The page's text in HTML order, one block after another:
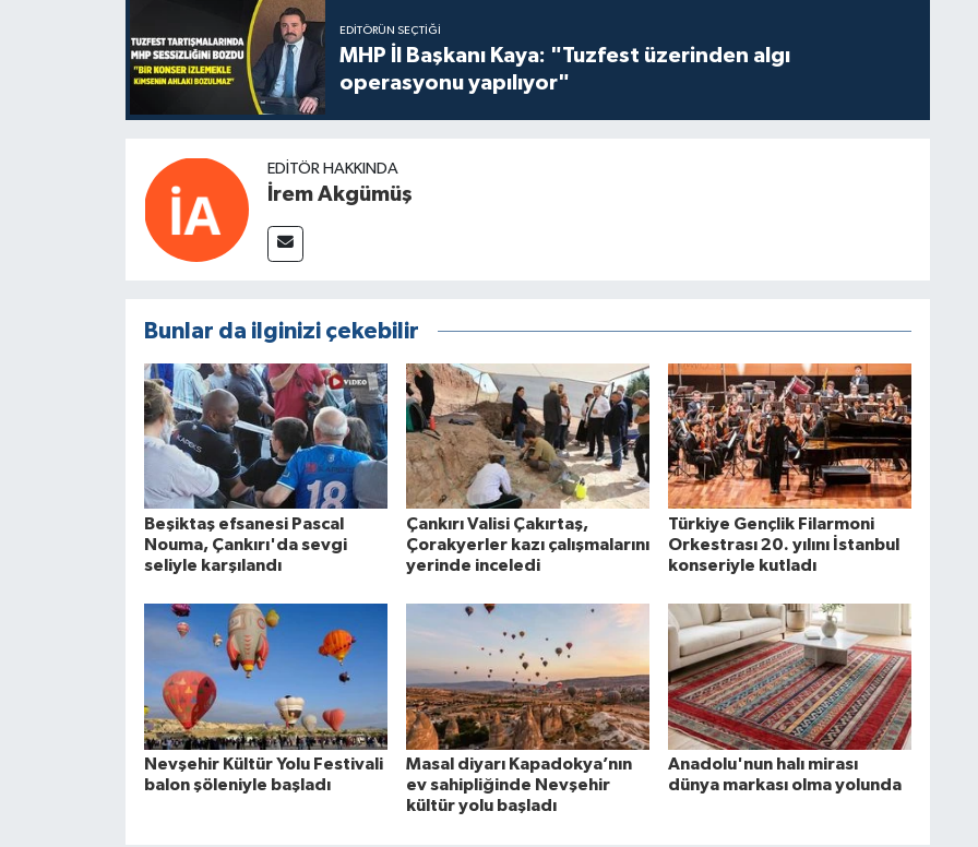
EDITÖRÜN SEÇTIĞI
MHP İl Başkanı Kaya: "Tuzfest üzerinden algı
operasyonu yapılıyor"
EDITÖR HAKKINDA
İrem Akgümüş
Bunlar da ilginizi çekebilir
Beşiktaş efsanesi Pascal
Nouma, Çankırı'da sevgi
seliyle karşılandı
Çankırı Valisi Çakırtaş,
Çorakyerler kazı çalışmalarını
yerinde inceledi
Türkiye Gençlik Filarmoni
Orkestrası 20. yılını İstanbul
konseriyle kutladı
Nevşehir Kültür Yolu Festivali
balon şöleniyle başladı
Masal diyarı Kapadokya’nın
ev sahipliğinde Nevşehir
kültür yolu başladı
Anadolu'nun halı mirası
dünya markası olma yolunda